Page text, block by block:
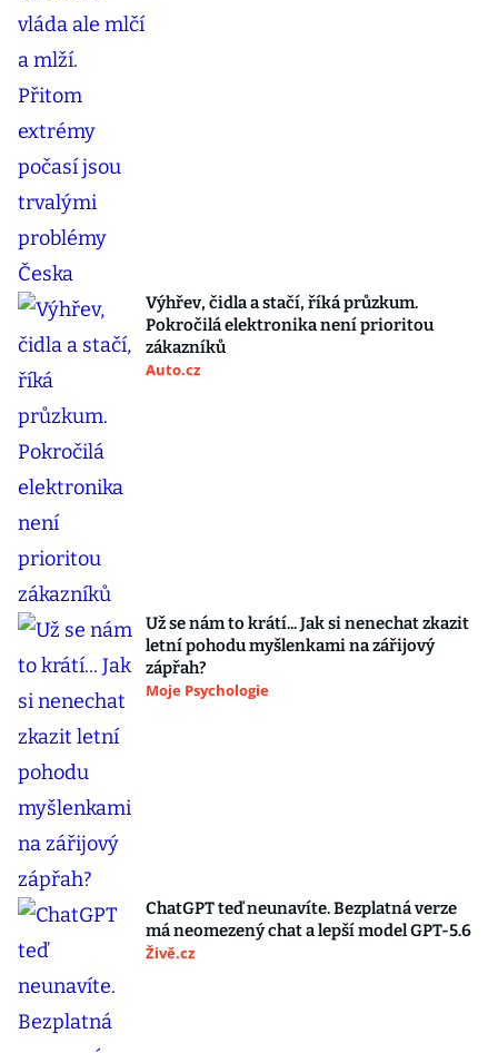
Výhřev, čidla a stačí, říká průzkum.
Pokročilá elektronika není prioritou
zákazníků
Auto.cz
Už se nám to krátí... Jak si nenechat zkazit
letní pohodu myšlenkami na zářijový
zápřah?
Moje Psychologie
ChatGPT teď neunavíte. Bezplatná verze
má neomezený chat a lepší model GPT-5.6
Živě.cz